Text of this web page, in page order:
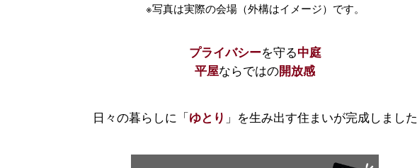
※写真は実際の会場（外構はイメージ）です。
プライバシーを守る中庭
平屋ならではの開放感
日々の暮らしに「ゆとり 」を生み出す住まいが完成しました